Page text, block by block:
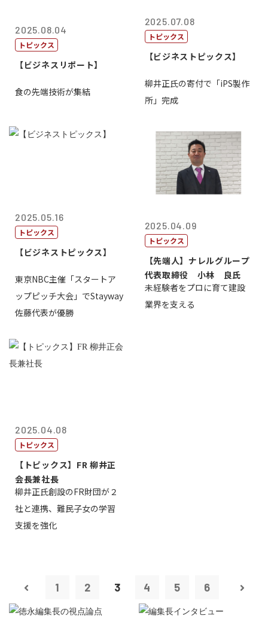
2025.08.04
トピックス
【ビジネスリポート】
食の先端技術が集結
2025.07.08
トピックス
【ビジネストピックス】
柳井正氏の寄付で「iPS製作
所」完成
2025.05.16
トピックス
【ビジネストピックス】
東京NBC主催「スタートア
ップピッチ大会」でStayway
佐藤代表が優勝
2025.04.09
トピックス
【先端人】ナレルグループ
代表取締役 小林 良氏
未経験者をプロに育て建設
業界を支える
2025.04.08
トピックス
【トピックス】FR 柳井正
会長兼社長
柳井正氏創設のFR財団が２
社と連携、難民子女の学習
支援を強化
1 2 3 4 5 6